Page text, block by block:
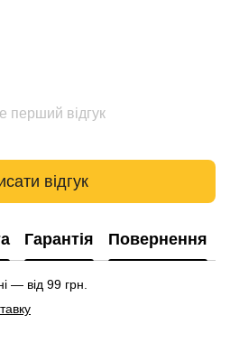
перший відгук
відгук
Гарантія Повернення
— від 99 грн.